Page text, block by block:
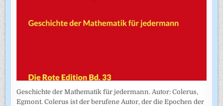
Geschichte der Mathematik für jedermann. Autor: Colerus,
Egmont. Colerus ist der berufene Autor, der die Epochen der